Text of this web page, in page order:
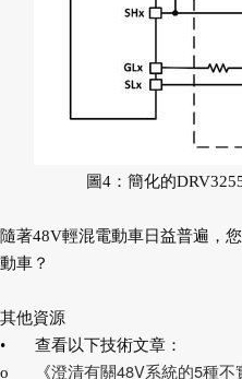
圖4：簡化的
隨著48V輕混電動車日益普遍，
動車？
其他資源
•
查看以下技術文章：
o
《澄清有關48V系統的5種不